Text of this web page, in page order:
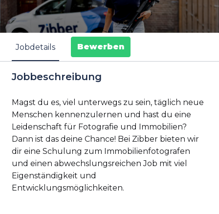
Jobdetails Bewerben
Jobbeschreibung
Magst du es, viel unterwegs zu sein, täglich neue
Menschen kennenzulernen und hast du eine
Leidenschaft für Fotografie und Immobilien?
Dann ist das deine Chance! Bei Zibber bieten wir
dir eine Schulung zum Immobilienfotografen
und einen abwechslungsreichen Job mit viel
Eigenständigkeit und
Entwicklungsmöglichkeiten.